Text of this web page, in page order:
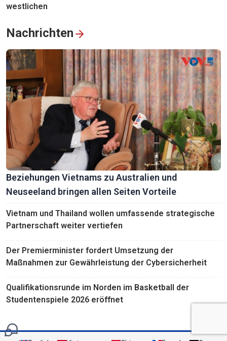
westlichen
Nachrichten
Beziehungen Vietnams zu Australien und
Neuseeland bringen allen Seiten Vorteile
Vietnam und Thailand wollen umfassende strategische
Partnerschaft weiter vertiefen
Der Premierminister fordert Umsetzung der
Maßnahmen zur Gewährleistung der Cybersicherheit
Qualifikationsrunde im Norden im Basketball der
Studentenspiele 2026 eröffnet